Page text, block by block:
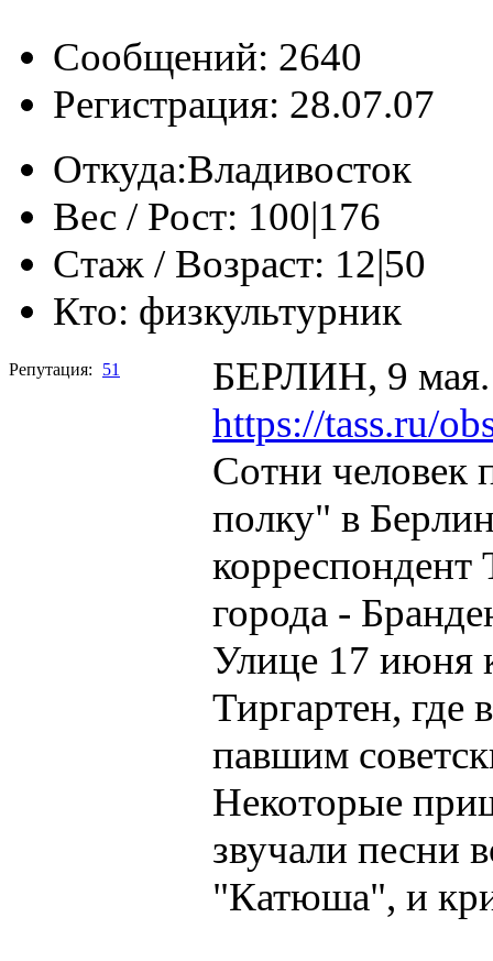
Сообщений: 2640
Регистрация: 28.07.07
Откуда:Владивосток
Вес / Рост: 100|176
Стаж / Возраст: 12|50
Кто: физкультурник
Репутация: 51
БЕРЛИН, 9
https://tass.ru/
Сотни человек
полку" в
города -
Улице 17 июня
Тиргартен, где
павшим
Некоторые
звучали песни
"Катюша", и